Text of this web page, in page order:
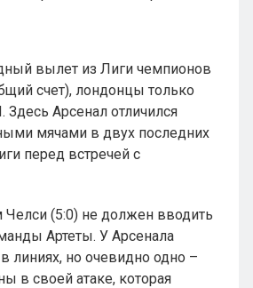
вылет из Лиги чемпионов
счет), лондонцы только
Арсенал отличился
мячами в двух последних
перед встречей с
Челси (5:0) не должен вводить
Артеты. У Арсенала
линиях, но очевидно одно –
в своей атаке, которая